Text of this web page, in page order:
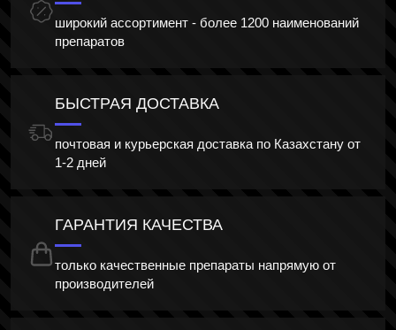
широкий ассортимент - более 1200 наименований
препаратов
БЫСТРАЯ ДОСТАВКА
почтовая и курьерская доставка по Казахстану от
1-2 дней
ГАРАНТИЯ КАЧЕСТВА
только качественные препараты напрямую от
производителей